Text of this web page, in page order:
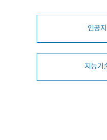
인공
지능기